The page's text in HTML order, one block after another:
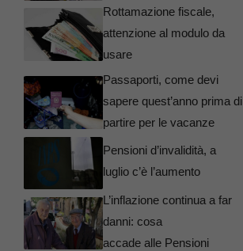
Rottamazione fiscale,
attenzione al modulo da
usare
Passaporti, come devi
sapere quest’anno prima di
partire per le vacanze
Pensioni d’invalidità, a
luglio c’è l’aumento
L’inflazione continua a far
danni: cosa
accade alle Pensioni